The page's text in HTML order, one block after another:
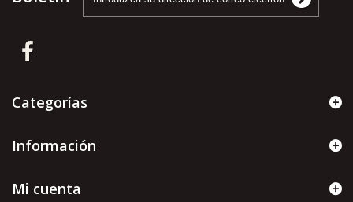
Categorías
Información
Mi cuenta